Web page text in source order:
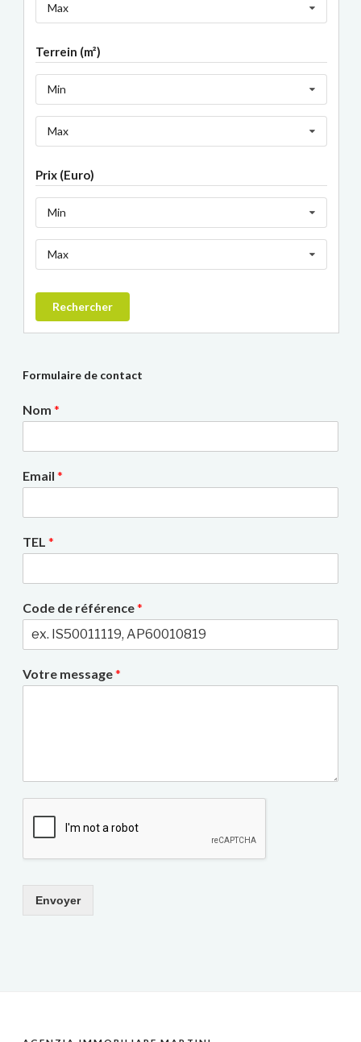
Max
Terrein (m²)
Min
Max
Prix (Euro)
Min
Max
Rechercher
Formulaire de contact
Nom *
Email *
TEL *
Code de référence*
Votre message*
Envoyer